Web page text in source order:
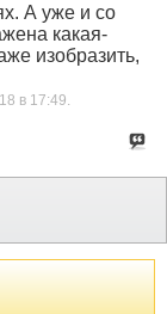
А уже и со
какая-
изобразить,
в 17:49.